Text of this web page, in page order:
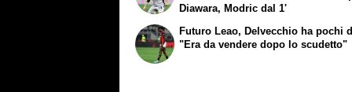
Diawara, Modric dal 1'
Futuro Leao, Delvecchio ha pochi
"Era da vendere dopo lo scudetto"